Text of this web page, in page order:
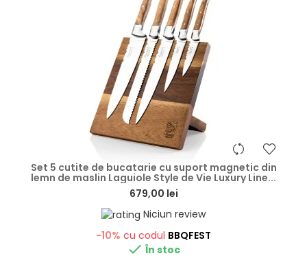
Set 5 cutite de bucatarie cu suport magnetic din
lemn de maslin Laguiole Style de Vie Luxury Line...
679,00 lei
Niciun review
-10% cu codul BBQFEST
 În stoc